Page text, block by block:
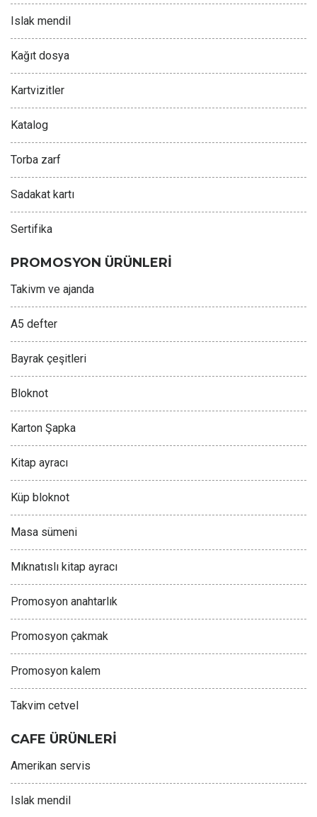
Islak mendil
Kağıt dosya
Kartvizitler
Katalog
Torba zarf
Sadakat kartı
Sertifika
PROMOSYON ÜRÜNLERİ
Takivm ve ajanda
A5 defter
Bayrak çeşitleri
Bloknot
Karton Şapka
Kitap ayracı
Küp bloknot
Masa sümeni
Mıknatıslı kitap ayracı
Promosyon anahtarlık
Promosyon çakmak
Promosyon kalem
Takvim cetvel
CAFE ÜRÜNLERİ
Amerikan servis
Islak mendil